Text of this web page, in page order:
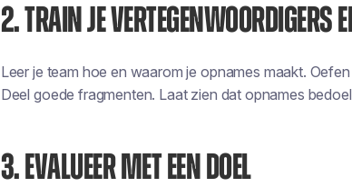
2. TRAIN JE VERTEGENWOORDIGERS
Leer je team hoe en waarom je opnames maakt.
Deel goede fragmenten. Laat zien dat opnames
3. EVALUEER MET EEN DOEL